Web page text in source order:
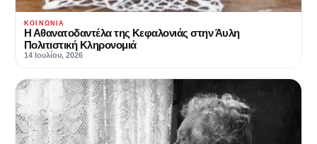
ΚΟΙΝΩΝΊΑ
Η Αθανατοδαντέλα της Κεφαλονιάς στην Άυλη
Πολιτιστική Κληρονομιά
14 Ιουλίου, 2026